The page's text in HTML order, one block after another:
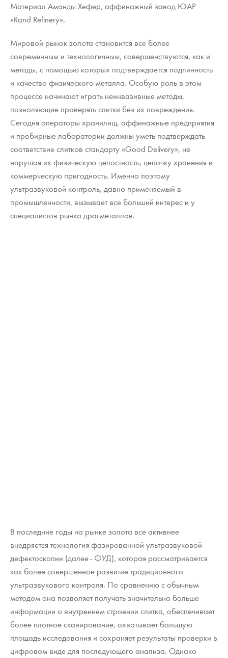
Аксессуары
Гарри Поттер
Год Лошади
Флот: ледоколы и корабли
Жетоны "Необыкновенные обитатели глубин"
Ювелирные изделия
Русская нумизматика
Золотая карманная галерея
Наборы подарочных и коллекционных монет
Монеты и жетоны из недрагоценных металлов
Памятка для работы с монетами из драгметаллов
Условия возврата
Монеты
Политика конфиденциальности
Политика использования Cookies
Положение по обработке и защите персональных данных
Скупка слитков
Наши преимущества
Письмо директору
Материал Аманды Хефер, аффинажный завод ЮАР
«Rand Refinery».
Мировой рынок золота становится все более
современным и технологичным, совершенствуются, как и
методы, с помощью которых подтверждается подлинность
и качество физического металла. Особую роль в этом
процессе начинают играть неинвазивные методы,
позволяющие проверять слитки без их повреждения.
Сегодня операторы хранилищ, аффинажные предприятия
и пробирные лаборатории должны уметь подтверждать
соответствие слитков стандарту «Good Delivery», не
нарушая их физическую целостность, цепочку хранения и
коммерческую пригодность. Именно поэтому
ультразвуковой контроль, давно применяемый в
промышленности, вызывает все больший интерес и у
специалистов рынка драгметаллов.
В последние годы на рынке золота все активнее
внедряется технология фазированной ультразвуковой
дефектоскопии (далее - ФУД), которая рассматривается
как более совершенное развитие традиционного
ультразвукового контроля. По сравнению с обычным
методом она позволяет получать значительно больше
информации о внутреннем строении слитка, обеспечивает
более плотное сканирование, охватывает большую
площадь исследования и сохраняет результаты проверки в
цифровом виде для последующего анализа. Однако